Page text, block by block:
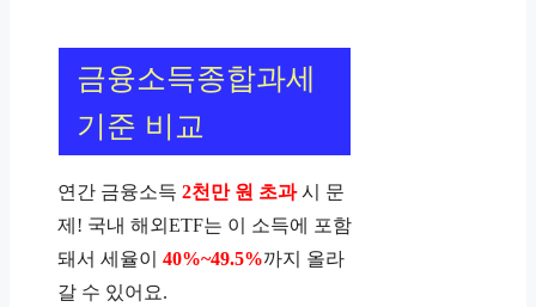
금융소득종합과세
기준 비교
연간 금융소득 2천만 원 초과시 문
제! 국내 해외ETF는 이 소득에 포함
돼서 세율이 40%~49.5%까지 올라
갈 수 있어요.